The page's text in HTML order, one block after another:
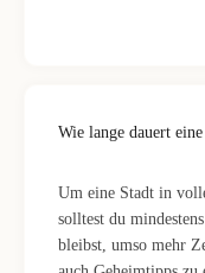
Wie lange dauert
Um eine Stadt in
solltest du
bleibst, umso mehr